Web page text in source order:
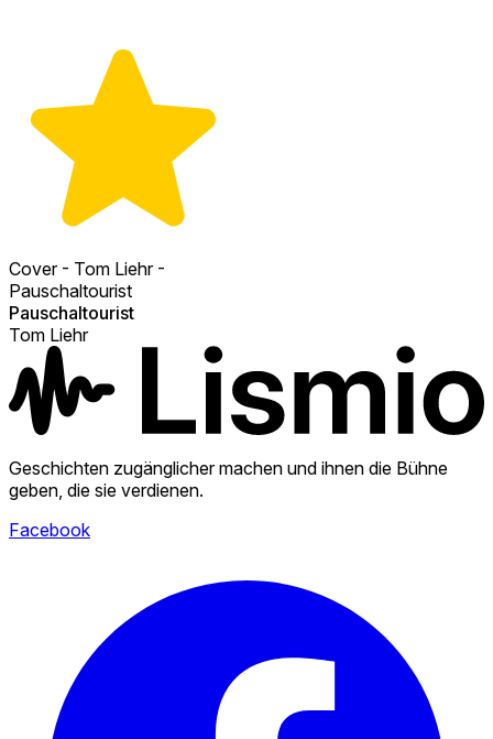
Cover - Tom Liehr -
Pauschaltourist
Pauschaltourist
Tom Liehr
Geschichten zugänglicher machen und ihnen die Bühne
geben, die sie verdienen.
Facebook